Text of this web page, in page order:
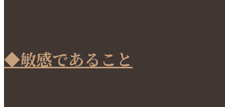
◆敏感であること